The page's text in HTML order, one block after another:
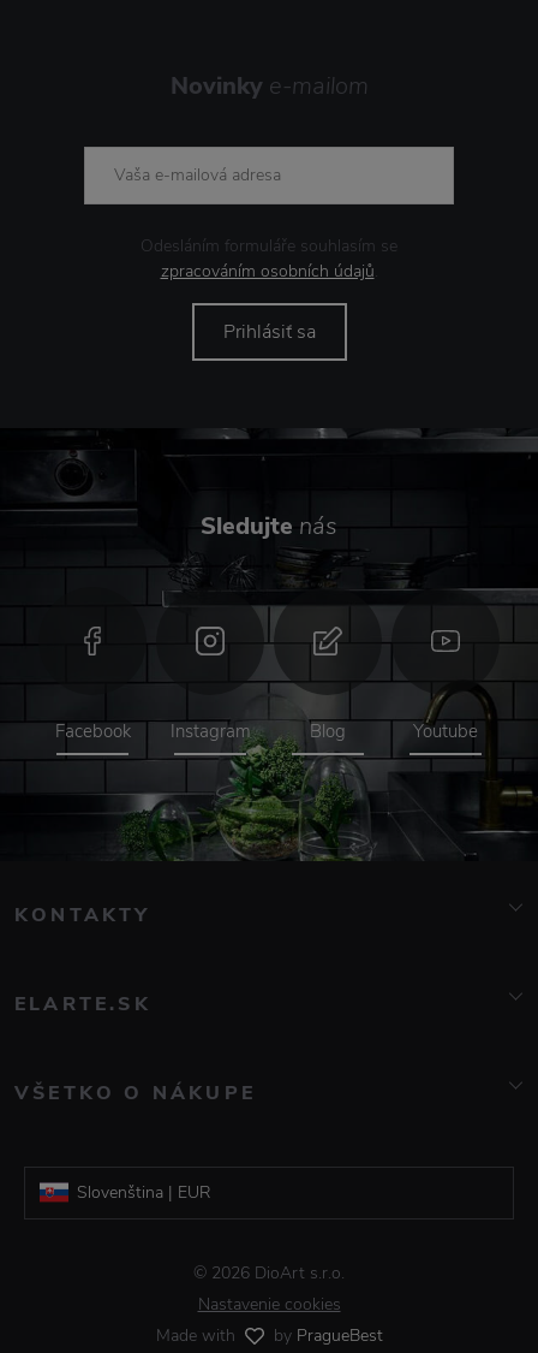
Novinky e-mailom
Odesláním formuláře souhlasím se
zpracováním osobních údajů.
Prihlásiť sa
Sledujte nás
Facebook Instagram Blog Youtube
KONTAKTY
+420 776 081 000
ELARTE.SK
O nás
Galerie DioArt
VŠETKO O NÁKUPE
Doprava a platba
Obchodné podmienky
Informácie o spracovaní osobných údajov
Slovenština | EUR
© 2026 DioArt s.r.o.
Nastavenie cookies
Made with
by PragueBest